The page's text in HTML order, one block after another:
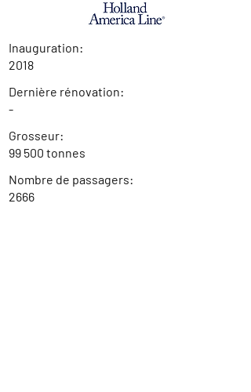
Inauguration:
2018
Dernière rénovation:
-
Grosseur:
99 500 tonnes
Nombre de passagers:
2666